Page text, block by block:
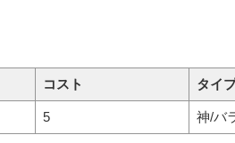
コスト タイ
5 神/バ